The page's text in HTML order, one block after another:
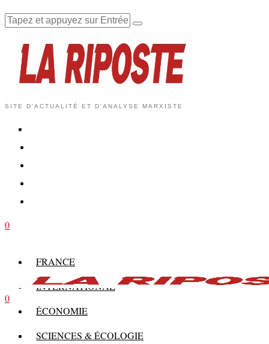
SITE D'ACTUALITÉ ET D'ANALYSE MARXISTE
0
FRANCE
INTERNATIONAL
ÉCONOMIE
SCIENCES & ÉCOLOGIE
0